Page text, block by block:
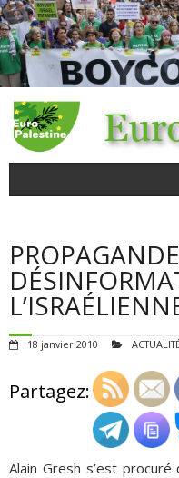
POUR AGIR
AGENDA
VIDÉOS
QUI SOMMES-NOUS ?
ADHÉSIONS, DONS,
18 janvier 2010
Partagez:
Alain Gresh s’est